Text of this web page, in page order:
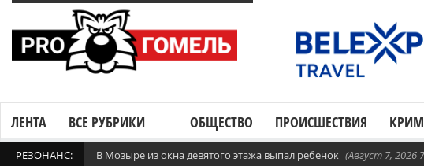
ЛЕНТА ВСЕ РУБРИКИ ОБЩЕСТВО ПРОИСШЕСТВИЯ
РЕЗОНАНС: В Мозыре из окна девятого этажа выпал ребенок (Август 7, 2026